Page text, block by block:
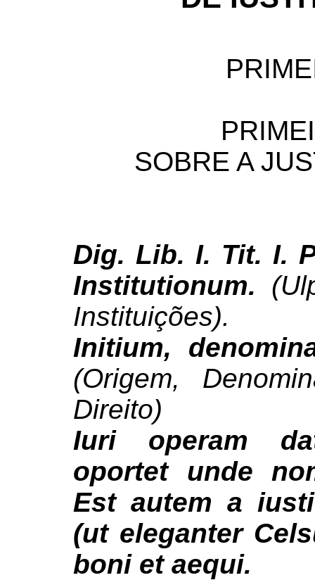
SOBRE A
Dig. Lib. I. Tit. I.
Institutionum.
Instituições).
Initium,
(Origem,
Direito)
Iuri operam
oportet unde
Est autem a
(ut eleganter
boni et aequi.